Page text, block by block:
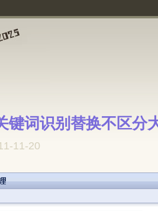
键词识别替换不区分
11-20